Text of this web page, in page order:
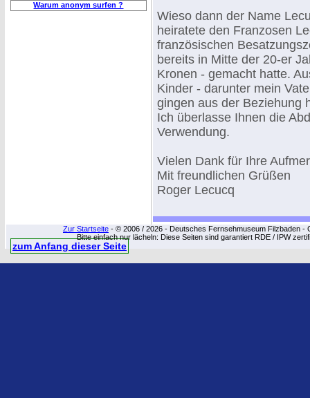
Warum anonym surfen ?
Wieso dann der Name
heiratete den Franzosen
französischen
bereits in Mitte der 20-er
Kronen - gemacht hatte.
Kinder - darunter mein
gingen aus der Beziehung
Ich überlasse Ihnen die
Verwendung.
Vielen Dank für Ihre
Mit freundlichen Grüßen
Roger Lecucq
Zur Startseite - © 2006 / 2026 - Deutsches Fernsehmuseum Filzbaden -
Bitte einfach nur lächeln: Diese Seiten sind garantiert RDE / IPW
zum Anfang dieser Seite